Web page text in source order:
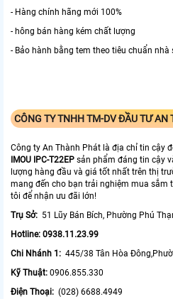
- Hàng chính hãng mới 100%
- hông bán hàng kém chất lượng
- Bảo hành bằng tem theo tiêu chuẩn nhà
CÔNG TY TNHH TM-DV ĐẦU TƯ AN
Công ty An Thành Phát là địa chỉ tin cậy
IMOU IPC-T22EP sản phẩm đáng tin cậy
lượng hàng đầu và giá tốt nhất trên thị
mang đến cho bạn trải nghiệm mua sắm
tôi để nhận ưu đãi lớn!
Trụ Sở: 51 Lũy Bán Bích, Phường Phú
Hotline: 0938.11.23.99
Chi Nhánh 1: 445/38 Tân Hòa
Kỹ Thuật: 0906.855.330
Điện Thoại: (028) 6688.4949